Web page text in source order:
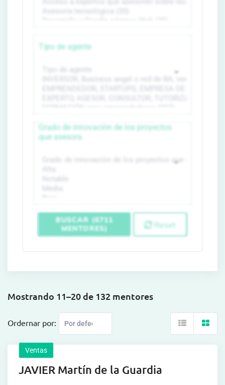
Tipo de agente
Grado de innovación de los proyectos
que asesora
BUSCAR (6711
MENTORES)
Reset
Mostrando 11–20 de 132 mentores
Ordernar por:
Ventas
JAVIER Martín de la Guardia